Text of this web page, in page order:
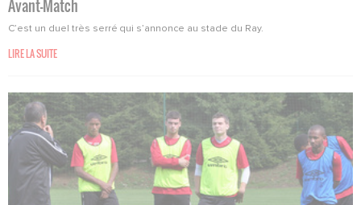
Avant-Match
C’est un duel très serré qui s’annonce au stade du Ray.
LIRE LA SUITE